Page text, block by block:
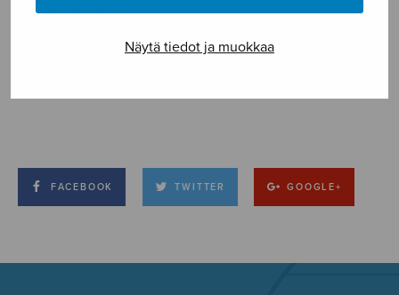
Näytä tiedot ja muokkaa
FACEBOOK TWITTER GOOGLE+